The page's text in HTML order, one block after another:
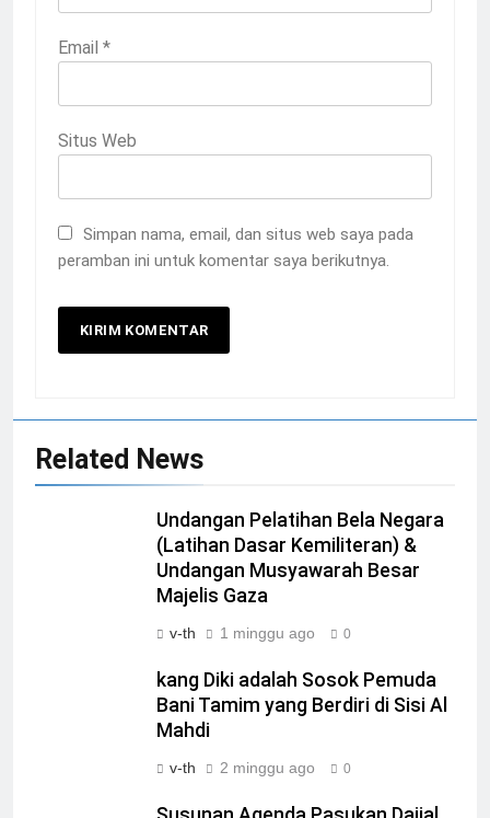
Email *
Situs Web
Simpan nama, email, dan situs web saya pada
peramban ini untuk komentar saya berikutnya.
Related News
Undangan Pelatihan Bela Negara
(Latihan Dasar Kemiliteran) &
Undangan Musyawarah Besar
Majelis Gaza
v-th 1 minggu ago 0
kang Diki adalah Sosok Pemuda
Bani Tamim yang Berdiri di Sisi Al
Mahdi
v-th 2 minggu ago 0